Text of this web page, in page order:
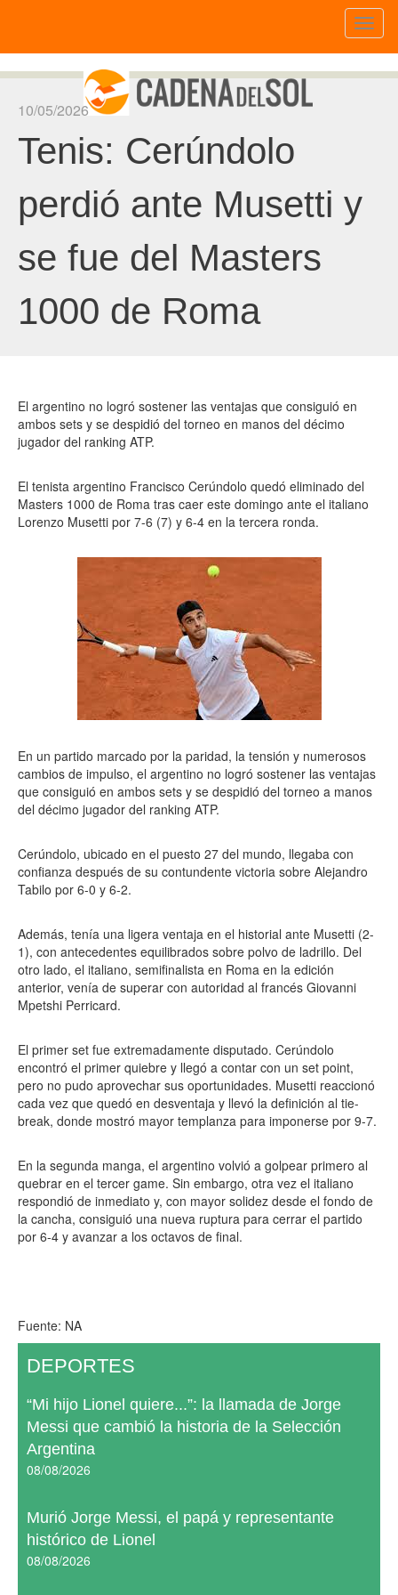
10/05/2026
Tenis: Cerúndolo
perdió ante Musetti y
se fue del Masters
1000 de Roma
El argentino no logró sostener las ventajas que consiguió en
ambos sets y se despidió del torneo en manos del décimo
jugador del ranking ATP.
El tenista argentino Francisco Cerúndolo quedó eliminado del
Masters 1000 de Roma tras caer este domingo ante el italiano
Lorenzo Musetti por 7-6 (7) y 6-4 en la tercera ronda.
En un partido marcado por la paridad, la tensión y numerosos
cambios de impulso, el argentino no logró sostener las ventajas
que consiguió en ambos sets y se despidió del torneo a manos
del décimo jugador del ranking ATP.
Cerúndolo, ubicado en el puesto 27 del mundo, llegaba con
confianza después de su contundente victoria sobre Alejandro
Tabilo por 6-0 y 6-2.
Además, tenía una ligera ventaja en el historial ante Musetti (2-
1), con antecedentes equilibrados sobre polvo de ladrillo. Del
otro lado, el italiano, semifinalista en Roma en la edición
anterior, venía de superar con autoridad al francés Giovanni
Mpetshi Perricard.
El primer set fue extremadamente disputado. Cerúndolo
encontró el primer quiebre y llegó a contar con un set point,
pero no pudo aprovechar sus oportunidades. Musetti reaccionó
cada vez que quedó en desventaja y llevó la definición al tie-
break, donde mostró mayor templanza para imponerse por 9-7.
En la segunda manga, el argentino volvió a golpear primero al
quebrar en el tercer game. Sin embargo, otra vez el italiano
respondió de inmediato y, con mayor solidez desde el fondo de
la cancha, consiguió una nueva ruptura para cerrar el partido
por 6-4 y avanzar a los octavos de final.
Fuente: NA
DEPORTES
“Mi hijo Lionel quiere...”: la llamada de Jorge
Messi que cambió la historia de la Selección
Argentina
08/08/2026
Murió Jorge Messi, el papá y representante
histórico de Lionel
08/08/2026